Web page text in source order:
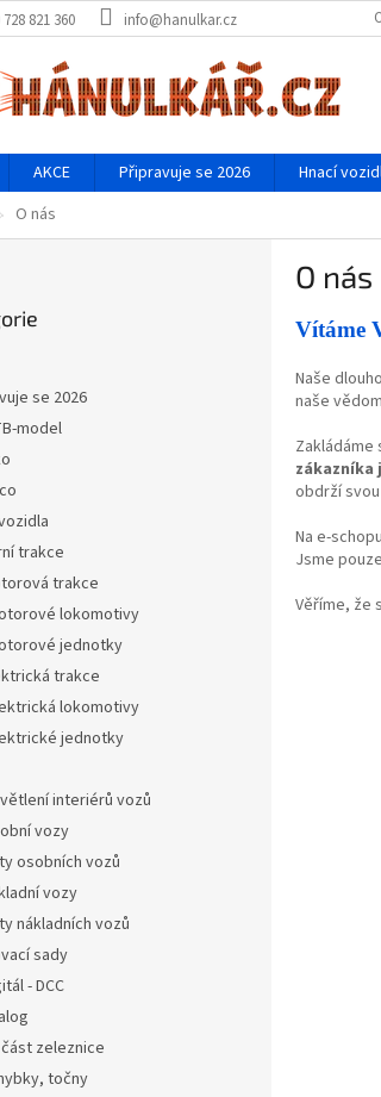
821 360 info@hanulkar.cz
AKCE Připravuje se 2026 Hnací
O nás
se 2026
model
trakce
trakce
lokomotivy
jednotky
trakce
lokomotivy
jednotky
interiérů vozů
vozy
osobních vozů
vozy
nákladních vozů
sady
- DCC
zeleznice
točny
O nás
Vítáme
Naše
naše
obdrží
Na e-
Jsme
Věříme, že